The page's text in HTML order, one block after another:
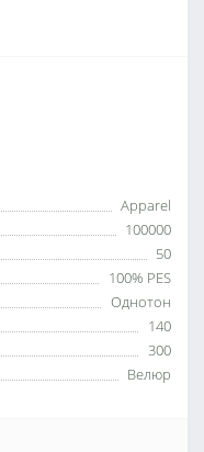
Apparel
100000
50
100% PES
Однотон
140
300
Велюр